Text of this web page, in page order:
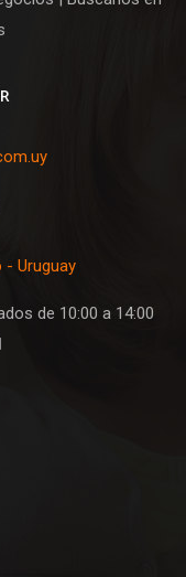
- Uruguay
de 10:00 a 14:00